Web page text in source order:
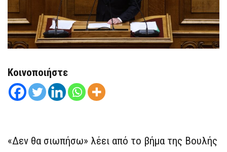
Κοινοποιήστε
«Δεν θα σιωπήσω» λέει από το βήμα της Βουλής